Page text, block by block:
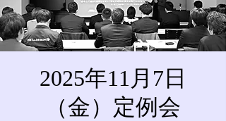
2025年11月7日
（金）定例会